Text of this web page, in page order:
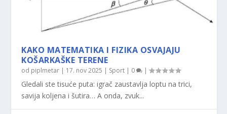
KAKO MATEMATIKA I FIZIKA OSVAJAJU
KOŠARKAŠKE TERENE
od piplmetar | 17. nov 2025 | Sport | 0 |
Gledali ste tisuće puta: igrač zaustavlja loptu na trici,
savija koljena i šutira… A onda, zvuk...